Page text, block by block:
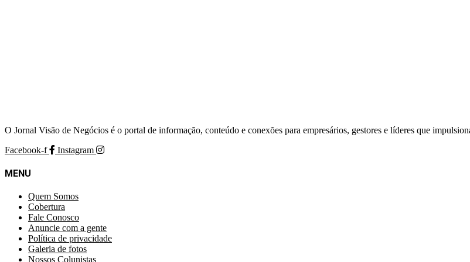
O Jornal Visão de Negócios é o portal de informação, conteúdo e conexões para empresários, gestores e líderes que
Facebook-f
Instagram
MENU
Quem Somos
Cobertura
Fale Conosco
Anuncie com a gente
Política de privacidade
Galeria de fotos
Nossos Colunistas